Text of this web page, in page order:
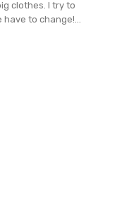
clothes. I try to
to change!...